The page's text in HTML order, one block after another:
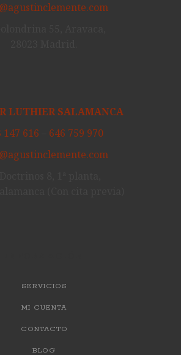
LUTHIER SALAMANCA
147 616
646 759 970
SERVICIOS
MI CUENTA
CONTACTO
BLOG